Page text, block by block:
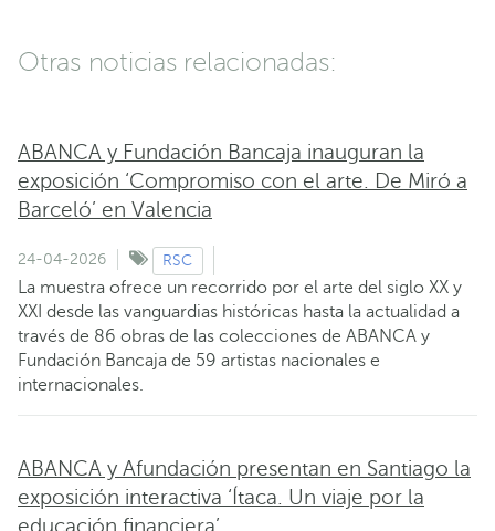
Otras noticias relacionadas:
ABANCA y Fundación Bancaja inauguran la
exposición ‘Compromiso con el arte. De Miró a
Barceló’ en Valencia
24-04-2026 RSC
La muestra ofrece un recorrido por el arte del siglo XX y
XXI desde las vanguardias históricas hasta la actualidad a
través de 86 obras de las colecciones de ABANCA y
Fundación Bancaja de 59 artistas nacionales e
internacionales.
ABANCA y Afundación presentan en Santiago la
exposición interactiva ‘Ítaca. Un viaje por la
educación financiera’